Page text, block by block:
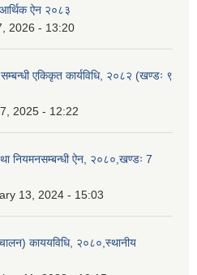
आर्थिक ऐन २०८३
2026 - 13:20
एकिकृत कार्यविधि, २०८२ (खण्डः ९
2025 - 12:22
नियमनसम्बन्धी ऐन, २०८०,खण्डः 7
13, 2024 - 15:03
काययविधि, २०८०,स्थानीय